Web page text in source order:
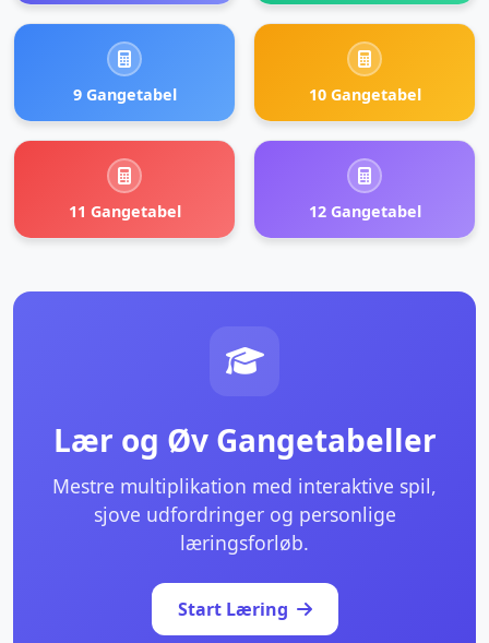
9 Gangetabel 10 Gangetabel
11 Gangetabel 12 Gangetabel
Lær og Øv Gangetabeller
Mestre multiplikation med interaktive spil,
sjove udfordringer og personlige
læringsforløb.
Start Læring